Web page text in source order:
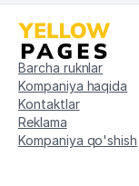
Barcha ruknlar
Kompaniya haqida
Kontaktlar
Reklama
Kompaniya qo'shish